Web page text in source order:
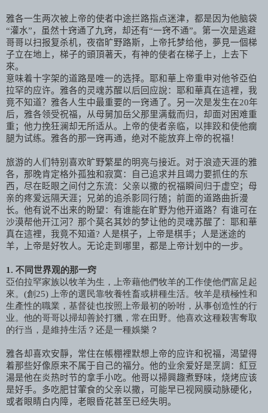
雅各一生两次被上帝的使者中途拦路指点迷津，都是因为他脑袋
“灌水”，虽然十窍通了九窍，却还有“一窍不通”。第一次是逃避
哥哥以扫报复杀机，夜宿旷野路斯，上帝托梦给他，夢見一個梯
子立在地上，梯子的頭頂著天，有神的使者在梯子上，上去下
來。
意味着十字架的道路是唯一的选择。耶和華上帝重申对他爷亞伯
拉罕的应许。雅各的灵魂苏醒以后回应說：耶和華真在這裡，我
竟不知道？雅各人生中最重要的一窍通了。另一次是发生在20年
后，雅各领受祝福，从母舅加岳父那里满载而归，却面对困难重
重；他力挽狂澜却无所适从。上帝的使者亲临，以摔跤和使他瘸
腿为试练。雅各的那一窍再通，绝对不能放弃上帝的祝福！
旅游的人们特别喜欢旷野繁星的明亮与接近。对于浪迹天涯的雅
各，那晚肯定格外孤独和寂寞：自己追求并且竭力要抓住的东
西，尽在眨眼之间付之东流：父亲以撒的祝福瞬间归于虚空；母
亲的疼爱远隔天涯；兄弟的追杀影同行随；前面的道路曲折漫
长。他有说不出来的盼望：有谁能在旷野为他开道路？有谁可在
沙漠帮他开江河？那个莫名其妙的梦让他的灵魂苏醒了：耶和華
真在這裡，我竟不知道? 人是棋子，上帝是棋手；人是迷途的
羊，上帝是好牧人。无论走到哪里，都是上帝计划中的一步。
1 . 不同世界观的那一窍
亞伯拉罕家族以牧羊为生，上帝藉他們牧羊的工作使他們富足起
來。 (創 25)
上帝的選民靠牧養牲畜或耕種生活。牧羊是積極性和
生產性的職業，基督徒也按照上帝最初的吩咐，从事创造性的行
业。他的哥哥以掃却善於打獵，常在田野。他喜欢这種殺害奪取
的行当，是維持生活？还是一種娛樂？
雅各却喜欢安靜，常住在帳棚裡默想上帝的应许和祝福，渴望得
着那些好像原来不属于自己的福分。他的业余爱好是烹調：紅豆
湯是他在炎热时节的拿手小吃。他哥以掃興趣煮野味，烧烤应该
是好手。多吃肥甘葷食的父亲以撒，可能早已视网膜动脉硬化，
或者眼睛白内障，老眼昏花甚至已经失明。